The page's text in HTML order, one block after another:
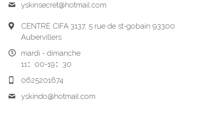
yskinsecret@hotmail.com
CENTRE CIFA 3137, 5 rue de st-gobain 93300
Aubervillers
mardi - dimanche
11：00-19：30
0625201674
yskindo@hotmail.com